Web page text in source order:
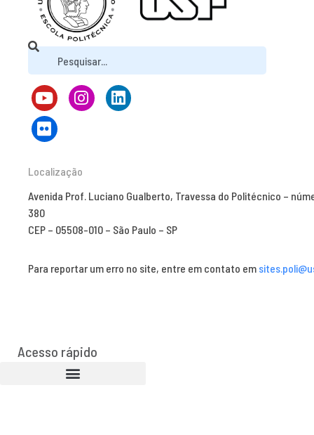
Localização
Avenida Prof. Luciano Gualberto, Travessa do Politécnico –
380
CEP – 05508-010 – São Paulo – SP
Para reportar um erro no site, entre em contato em
Acesso rápido